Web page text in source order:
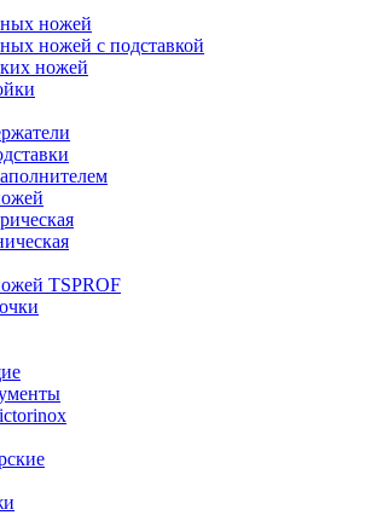
ножей
ножей с подставкой
ножей
TSPROF